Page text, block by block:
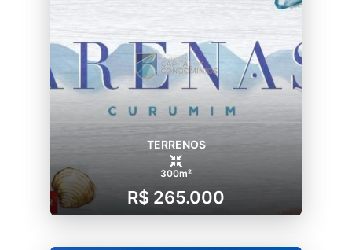
TERRENOS
300m²
R$ 265.000